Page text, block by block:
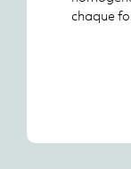
chaque